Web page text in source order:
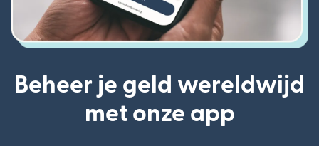
Beheer je geld wereldwijd
met onze app